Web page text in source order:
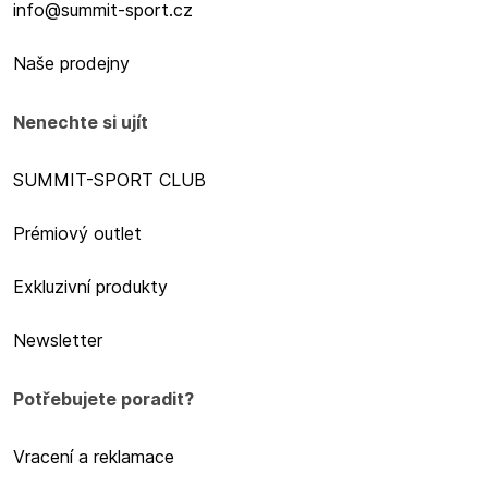
info@summit-sport.cz
Naše prodejny
Nenechte si ujít
SUMMIT-SPORT CLUB
Prémiový outlet
Exkluzivní produkty
Newsletter
Potřebujete poradit?
Vracení a reklamace